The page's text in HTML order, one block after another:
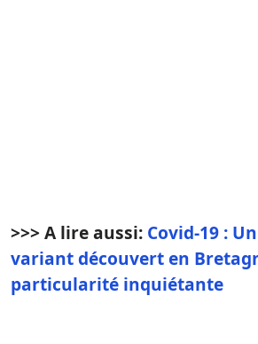
>>> A lire aussi: Covid-19 :
variant découvert en
particularité inquiétante